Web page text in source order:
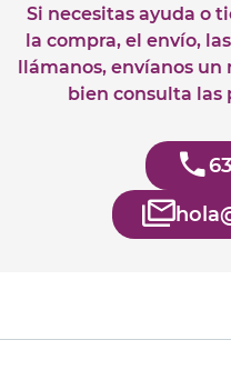
Si necesitas ayuda o
la compra, el envío,
llámanos, envíanos un
bien consulta las